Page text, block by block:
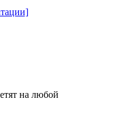
на любой